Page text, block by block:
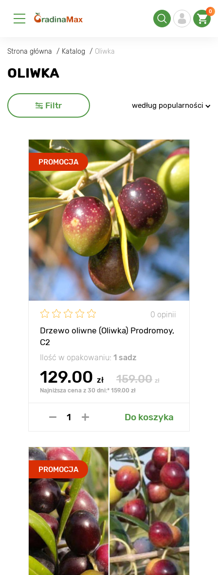
0
Strona główna Katalog Oliwka
OLIWKA
Filtr według popularności
PROMOCJA
0 opinii
Drzewo oliwne (Oliwka) Prodromoy,
С2
Ilość w opakowaniu: 1 sadz
129.00 zł 159.00 zł
Najniższa cena z 30 dni:* 159.00 zł
Do koszyka
PROMOCJA